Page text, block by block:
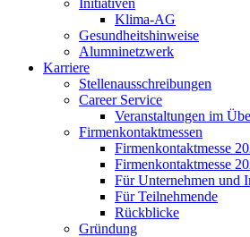
Initiativen
Klima-AG
Gesundheitshinweise
Alumninetzwerk
Karriere
Stellenausschreibungen
Career Service
Veranstaltungen im
Firmenkontaktmessen
Firmenkontaktmesse
Firmenkontaktmesse
Für Unternehmen und
Für Teilnehmende
Rückblicke
Gründung